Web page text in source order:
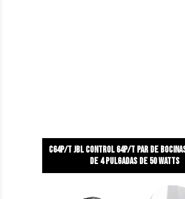
C64P/T Jbl control 64p/t par de
de 4 pulgadas de 50 watts